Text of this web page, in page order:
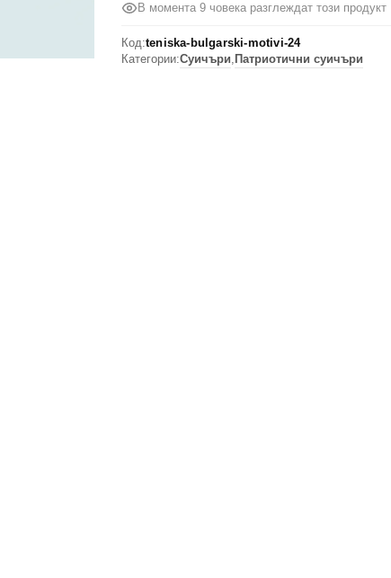
В момента 9 човека разглеждат този продукт
Код:teniska-bulgarski-motivi-24
Категории:Суичъри, Патриотични суичъри